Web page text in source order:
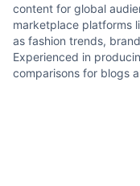
content for global
marketplace platforms
as fashion trends,
Experienced in
comparisons for blogs